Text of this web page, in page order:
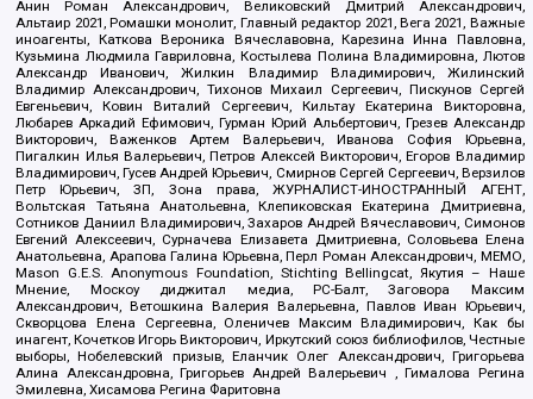
Анин Роман Александрович, Великовский Дмитрий Александрович,
Альтаир 2021, Ромашки монолит, Главный редактор 2021, Вега 2021, Важные
иноагенты, Каткова Вероника Вячеславовна, Карезина Инна Павловна,
Кузьмина Людмила Гавриловна, Костылева Полина Владимировна, Лютов
Александр Иванович, Жилкин Владимир Владимирович, Жилинский
Владимир Александрович, Тихонов Михаил Сергеевич, Пискунов Сергей
Евгеньевич, Ковин Виталий Сергеевич, Кильтау Екатерина Викторовна,
Любарев Аркадий Ефимович, Гурман Юрий Альбертович, Грезев Александр
Викторович, Важенков Артем Валерьевич, Иванова София Юрьевна,
Пигалкин Илья Валерьевич, Петров Алексей Викторович, Егоров Владимир
Владимирович, Гусев Андрей Юрьевич, Смирнов Сергей Сергеевич, Верзилов
Петр Юрьевич, ЗП, Зона права, ЖУРНАЛИСТ-ИНОСТРАННЫЙ АГЕНТ,
Вольтская Татьяна Анатольевна, Клепиковская Екатерина Дмитриевна,
Сотников Даниил Владимирович, Захаров Андрей Вячеславович, Симонов
Евгений Алексеевич, Сурначева Елизавета Дмитриевна, Соловьева Елена
Анатольевна, Арапова Галина Юрьевна, Перл Роман Александрович, МЕМО,
Mason G.E.S. Anonymous Foundation, Stichting Bellingcat, Якутия – Наше
Мнение, Москоу диджитал медиа, РС-Балт, Заговора Максим
Александрович, Ветошкина Валерия Валерьевна, Павлов Иван Юрьевич,
Скворцова Елена Сергеевна, Оленичев Максим Владимирович, Как бы
инагент, Кочетков Игорь Викторович, Иркутский союз библиофилов, Честные
выборы, Нобелевский призыв, Еланчик Олег Александрович, Григорьева
Алина Александровна, Григорьев Андрей Валерьевич , Гималова Регина
Эмилевна, Хисамова Регина Фаритовна